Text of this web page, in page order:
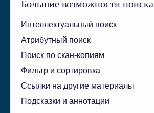
Большие возможности поиска
Интеллектуальный поиск
Атрибутный поиск
Поиск по скан-копиям
Фильтр и сортировка
Ссылки на другие материалы
Подсказки и аннотации